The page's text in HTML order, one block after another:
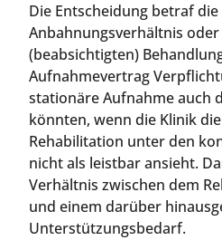
Die Entscheidung betraf die
Anbahnungsverhältnis
(beabsichtigten)
Aufnahmevertrag
stationäre Aufnahme auch
könnten, wenn die Klinik
Rehabilitation unter den
nicht als leistbar ansieht.
Verhältnis zwischen dem
und einem darüber
Unterstützungsbedarf.